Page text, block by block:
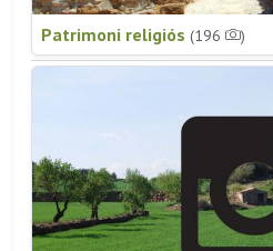
Patrimoni religiós (196 )